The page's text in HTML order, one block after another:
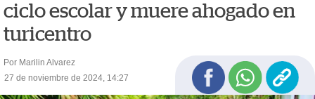
ciclo escolar y muere ahogado en
turicentro
Por Marilin Alvarez
27 de noviembre de 2024, 14:27